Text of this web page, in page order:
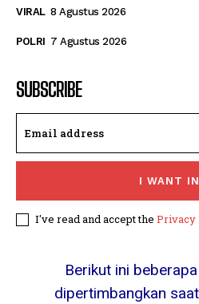
VIRAL 8 Agustus 2026
POLRI 7 Agustus 2026
SUBSCRIBE
I WANT IN
I've read and accept the Privacy
Berikut ini
dipertimbangkan